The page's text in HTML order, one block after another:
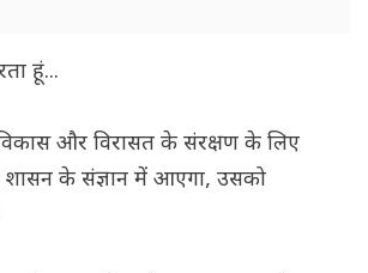
हूं...
और विरासत के संरक्षण के लिए
शासन के संज्ञान में आएगा, उसको